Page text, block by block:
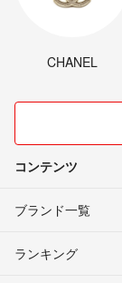
CHANEL
コンテンツ
ブランド一覧
ランキング